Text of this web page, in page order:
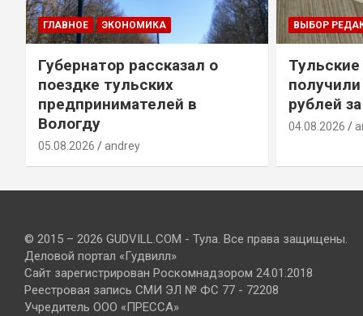
ГЛАВНОЕ ЭКОНОМИКА
Губернатор рассказал о
поездке тульских
предпринимателей в
Вологду
05.08.2026 andrey
ВЫБОР
рублей
04.08.2026
© 2015 – 2026 GUDVILL.COM - Тула. Все права защищены.
Деловой портал «Гудвилл»
Сайт зарегистрирован Роскомнадзором 24.01.2018
Реестровая запись СМИ ЭЛ № ФС 77 - 72208
Учредитель ООО «ПРЕССА»